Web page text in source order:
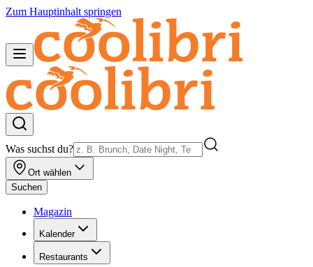
Zum Hauptinhalt springen
Was suchst du?
Ort wählen
Suchen
Magazin
Kalender
Restaurants